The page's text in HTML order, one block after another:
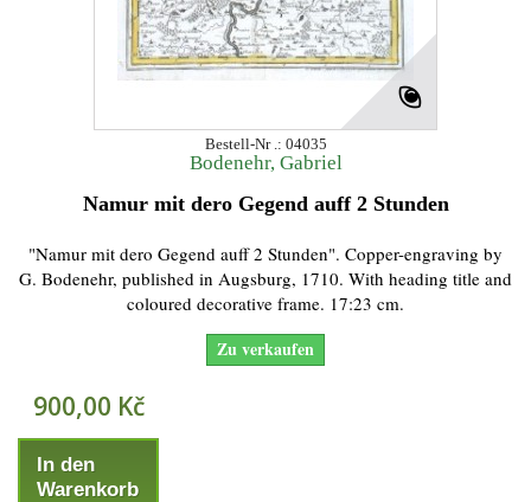
Bestell-Nr .: 04035
Bodenehr, Gabriel
Namur mit dero Gegend auff 2 Stunden
"Namur mit dero Gegend auff 2 Stunden". Copper-engraving by
G. Bodenehr, published in Augsburg, 1710. With heading title and
coloured decorative frame. 17:23 cm.
Zu verkaufen
900,00 Kč
In den
Warenkorb